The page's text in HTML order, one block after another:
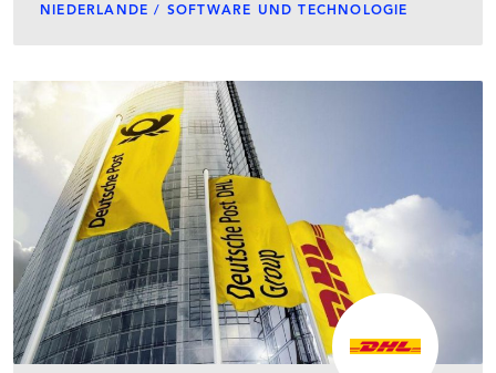
NIEDERLANDE / SOFTWARE UND TECHNOLOGIE